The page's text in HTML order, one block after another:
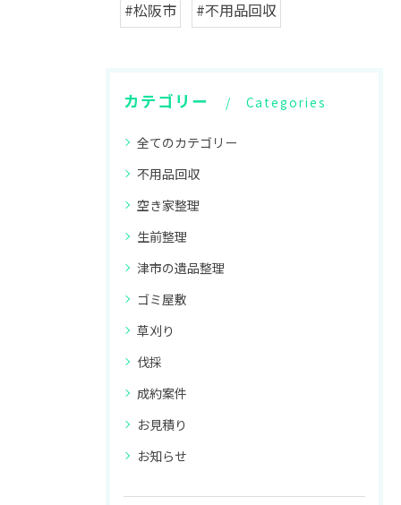
#松阪市 #不用品回収
カテゴリー Categories
全てのカテゴリー
不用品回収
空き家整理
生前整理
津市の遺品整理
ゴミ屋敷
草刈り
伐採
成約案件
お見積り
お知らせ